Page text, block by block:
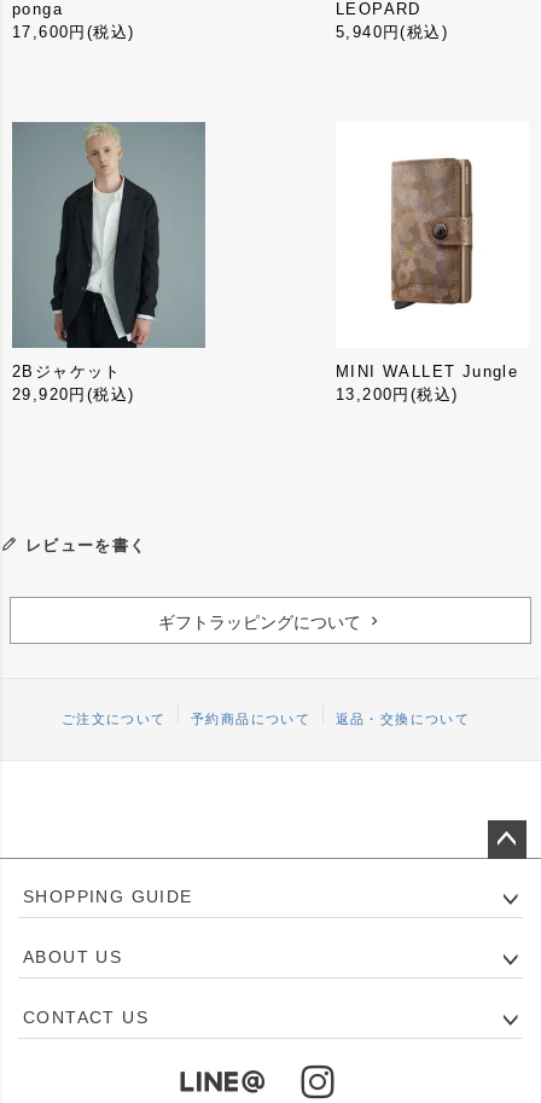
ponga
17,600円 (税込)
LEOPARD
5,940円(税込)
2Bジャケット
29,920円 (税込)
MINI WALLET Jungle
13,200円 (税込)
レビューを書く
ギフトラッピングについて
ご注文について 予約商品について 返品・交換について
ジト
へ
SHOPPING GUIDE
ABOUT US
CONTACT US